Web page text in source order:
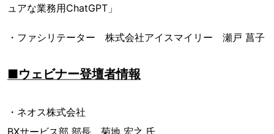
ュアな業務用ChatGPT」
・ファシリテーター 株式会社アイスマイリー 瀬戸 菖子
■ウェビナー登壇者情報
・ネオス株式会社
BXサービス部 部長 菊地 宏之 氏